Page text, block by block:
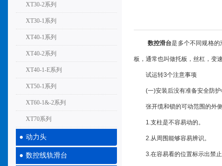
XT30-2系列
XT30-1系列
XT40-1系列
XT40-2系列
XT40-1-E系列
XT50-1系列
XT60-1&-2系列
XT70系列
动力头
数控线轨滑台
数控滑台是多个不同规格
板，通常也叫做托板，丝杠，变
试运转3个注意事项
(一)安装后没有准备安全防护
张开缆和锁的可动范围的外侧
1.支柱是不容易动的。
2.从周围能够容易辨识。
3.在容易看的位置标示出禁止